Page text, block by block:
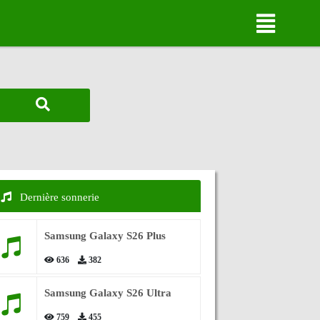
Dernière sonnerie
Samsung Galaxy S26 Plus
636 382
Samsung Galaxy S26 Ultra
759 455